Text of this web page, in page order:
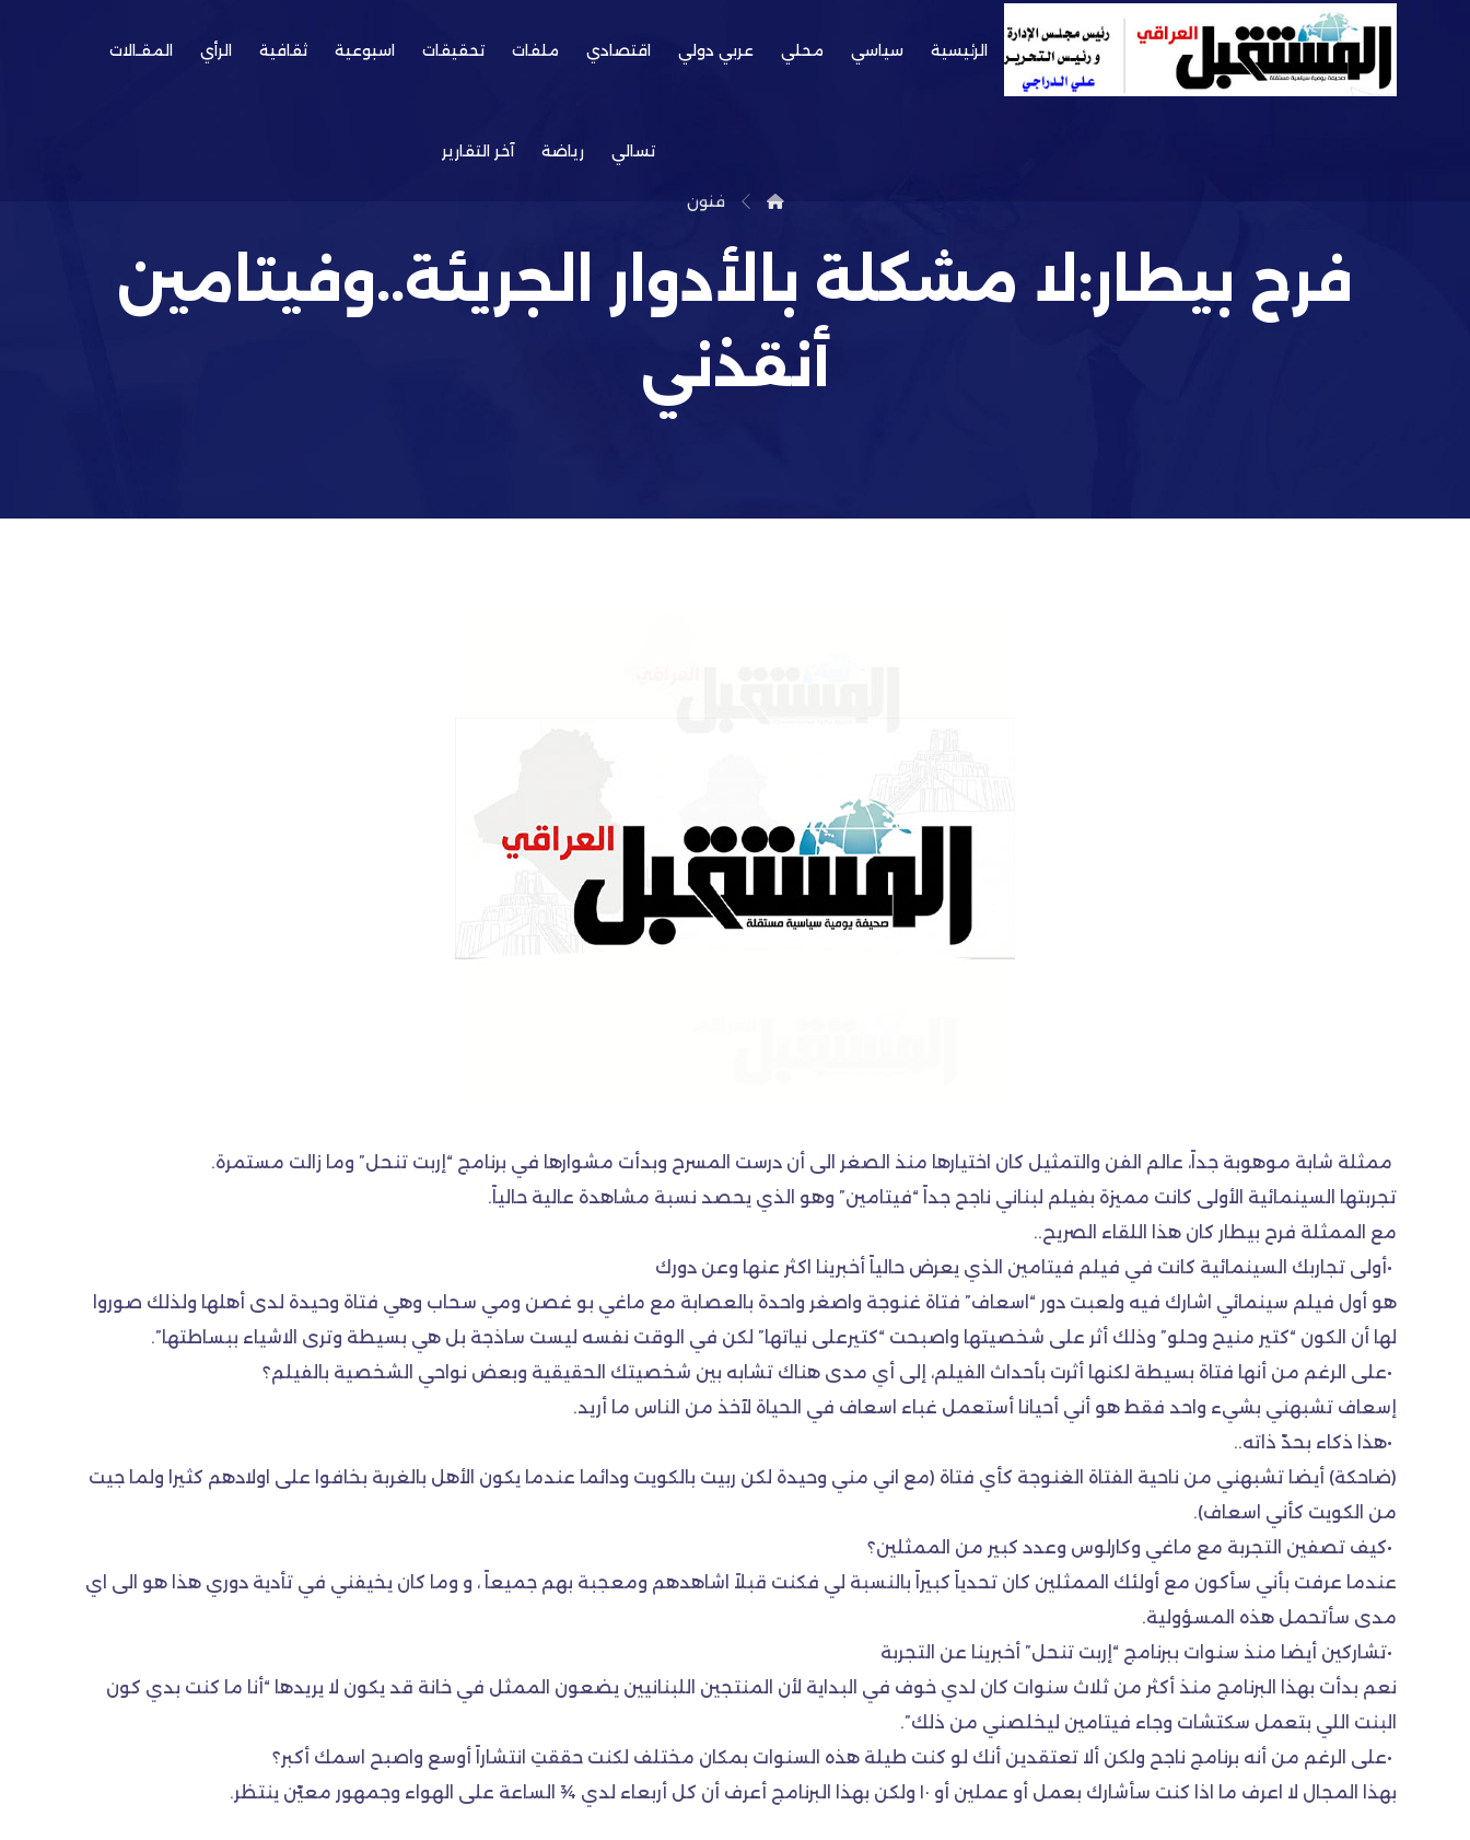
الرئيسية سياسي محلي عربي دولي اقتصادي ملفات تحقيقات اسبوعية ثقافية الرأي المقـالات
تسالي رياضة آخر التقارير
فنون
فرح بيطار:لا مشكلة بالأدوار الجريئة..وفيتامين
أنقذني
ممثلة شابة موهوبة جداً، عالم الفن والتمثيل كان اختيارها منذ الصغر الى أن درست المسرح وبدأت مشوارها في برنامج “إربت تنحل” وما زالت مستمرة.
تجربتها السينمائية الأولى كانت مميزة بفيلم لبناني ناجح جداً “فيتامين” وهو الذي يحصد نسبة مشاهدة عالية حالياً.
مع الممثلة فرح بيطار كان هذا اللقاء الصريح..
•أولى تجاربك السينمائية كانت في فيلم فيتامين الذي يعرض حالياً أخبرينا اكثر عنها وعن دورك
هو أول فيلم سينمائي اشارك فيه ولعبت دور “اسعاف” فتاة غنوجة واصغر واحدة بالعصابة مع ماغي بو غصن ومي سحاب وهي فتاة وحيدة لدى أهلها ولذلك صوروا
لها أن الكون “كتير منيح وحلو” وذلك أثر على شخصيتها واصبحت “كتيرعلى نياتها” لكن في الوقت نفسه ليست ساذجة بل هي بسيطة وترى الاشياء ببساطتها”.
•على الرغم من أنها فتاة بسيطة لكنها أثرت بأحداث الفيلم، إلى أي مدى هناك تشابه بين شخصيتك الحقيقية وبعض نواحي الشخصية بالفيلم؟
إسعاف تشبهني بشيء واحد فقط هو أني أحيانا أستعمل غباء اسعاف في الحياة لآخذ من الناس ما أريد.
•هذا ذكاء بحدّ ذاته..
(ضاحكة) أيضا تشبهني من ناحية الفتاة الغنوجة كأي فتاة (مع اني مني وحيدة لكن ربيت بالكويت ودائما عندما يكون الأهل بالغربة بخافوا على اولادهم كثيرا ولما جيت
من الكويت كأني اسعاف).
•كيف تصفين التجربة مع ماغي وكارلوس وعدد كبير من الممثلين؟
عندما عرفت بأني سأكون مع أولئك الممثلين كان تحدياً كبيراً بالنسبة لي فكنت قبلاً اشاهدهم ومعجبة بهم جميعاً ، و وما كان يخيفني في تأدية دوري هذا هو الى اي
مدى سأتحمل هذه المسؤولية.
•تشاركين أيضا منذ سنوات ببرنامج “إربت تنحل” أخبرينا عن التجربة
نعم بدأت بهذا البرنامج منذ أكثر من ثلاث سنوات كان لدي خوف في البداية لأن المنتجين اللبنانيين يضعون الممثل في خانة قد يكون لا يريدها “أنا ما كنت بدي كون
البنت اللي بتعمل سكتشات وجاء فيتامين ليخلصني من ذلك”.
•على الرغم من أنه برنامج ناجح ولكن ألا تعتقدين أنك لو كنت طيلة هذه السنوات بمكان مختلف لكنت حققتِ انتشاراً أوسع واصبح اسمك أكبر؟
بهذا المجال لا اعرف ما اذا كنت سأشارك بعمل أو عملين أو ١٠ ولكن بهذا البرنامج أعرف أن كل أربعاء لدي ¾ الساعة على الهواء وجمهور معيّن ينتظر.